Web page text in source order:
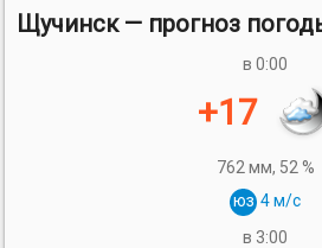
Щучинск — прогноз
в 0:00
+17
762 мм, 52 %
юз 4 м/с
в 3:00